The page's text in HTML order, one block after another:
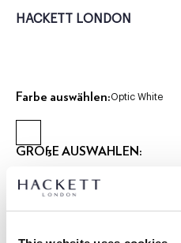
HACKETT LONDON
Farbe auswählen:Optic White
GRÖßE AUSWÄHLEN:
XS S
Größe des Models:1.85 m